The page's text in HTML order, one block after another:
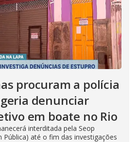
procuram a polícia
denunciar
em boate no Rio
interditada pela Seop
Pública) até o fim das investigações